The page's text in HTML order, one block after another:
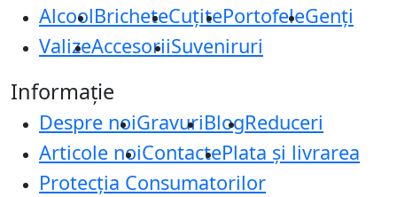
AlcoolBricheteCuțitePortofeleGenți
ValizeAccesoriiSuveniruri
Informație
Despre noiGravuriBlogReduceri
Articole noiContactePlata și livrarea
Protecţia Consumatorilor